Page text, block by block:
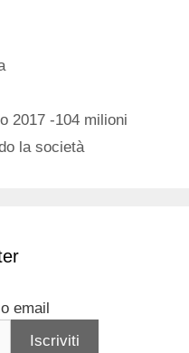
2017 -104 milioni
la società
email